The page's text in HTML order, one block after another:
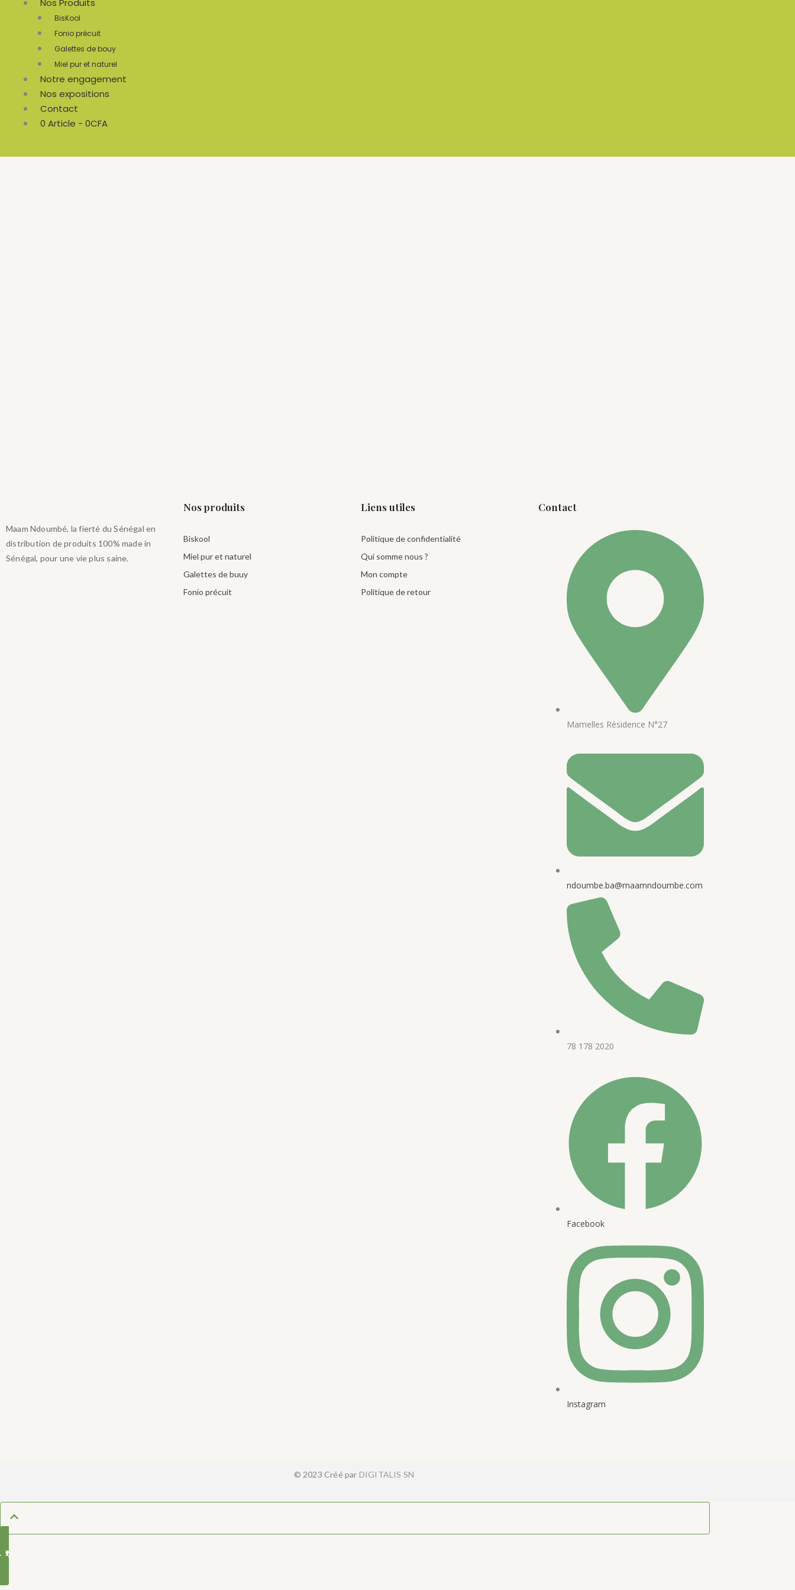
Nos Produits
BisKool
Fonio précuit
Galettes de bouy
Miel pur et naturel
Notre engagement
Nos expositions
Contact
0 Article
0CFA
Maam Ndoumbé, la fierté du Sénégal en
distribution de produits 100% made in
Sénégal, pour une vie plus saine.
Nos produits
Biskool
Miel pur et naturel
Galettes de buuy
Fonio précuit
Liens utiles
Politique de confidentialité
Qui somme nous ?
Mon compte
Politique de retour
Contact
Mamelles Résidence N°27
ndoumbe.ba@maamndoumbe.com
78 178 2020
Facebook
Instagram
© 2023 Créé par DIGITALIS SN